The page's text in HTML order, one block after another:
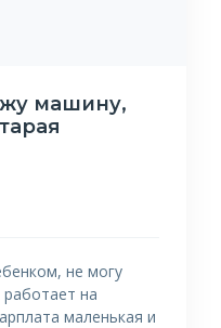
машину,
не могу
на
маленькая и